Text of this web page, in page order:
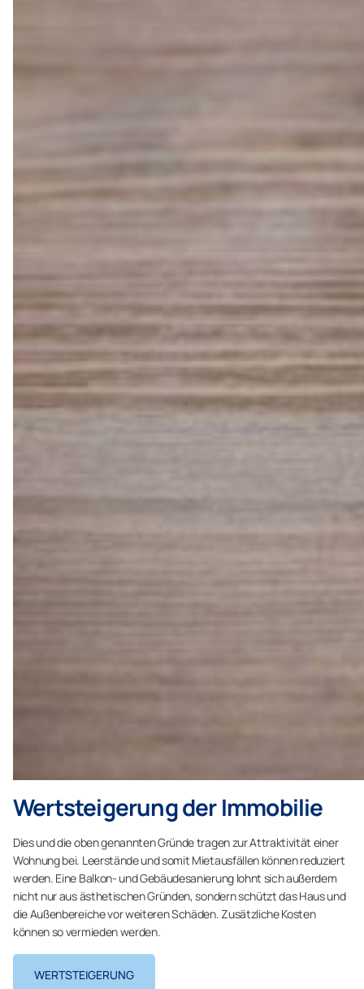
Wertsteigerung der Immobilie
Dies und die oben genannten Gründe tragen zur Attraktivität einer
Wohnung bei. Leerstände und somit Mietausfällen können reduziert
werden. Eine Balkon- und Gebäudesanierung lohnt sich außerdem
nicht nur aus ästhetischen Gründen, sondern schützt das Haus und
die Außenbereiche vor weiteren Schäden. Zusätzliche Kosten
können so vermieden werden.
WERTSTEIGERUNG